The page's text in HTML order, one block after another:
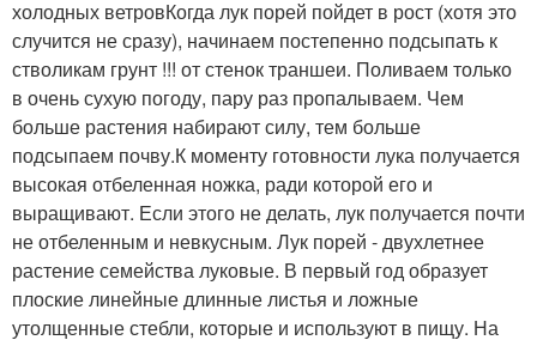
холодных ветровКогда лук порей пойдет в рост (хотя это
случится не сразу), начинаем постепенно подсыпать к
стволикам грунт !!! от стенок траншеи. Поливаем только
в очень сухую погоду, пару раз пропалываем. Чем
больше растения набирают силу, тем больше
подсыпаем почву.К моменту готовности лука получается
высокая отбеленная ножка, ради которой его и
выращивают. Если этого не делать, лук получается почти
не отбеленным и невкусным. Лук порей - двухлетнее
растение семейства луковые. В первый год образует
плоские линейные длинные листья и ложные
утолщенные стебли, которые и используют в пищу. На